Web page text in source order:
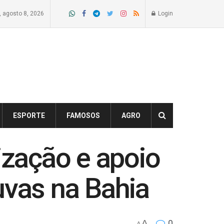
agosto 8, 2026 Login
ESPORTE FAMOSOS AGRO
e apoio
na Bahia